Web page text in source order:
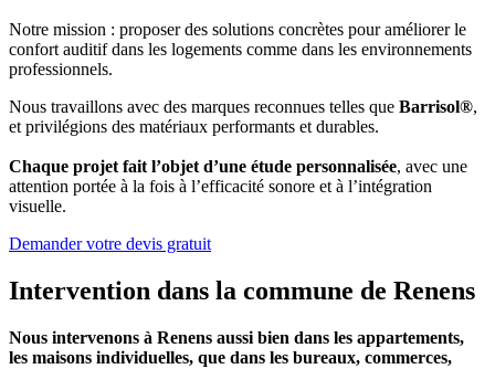
Notre mission : proposer des solutions concrètes pour améliorer le
confort auditif dans les logements comme dans les environnements
professionnels.
Nous travaillons avec des marques reconnues telles que Barrisol®,
et privilégions des matériaux performants et durables.
Chaque projet fait l’objet d’une étude personnalisée, avec une
attention portée à la fois à l’efficacité sonore et à l’intégration
visuelle.
Demander votre devis gratuit
Intervention dans la commune de Renens
Nous intervenons à Renens aussi bien dans les appartements,
les maisons individuelles, que dans les bureaux, commerces,